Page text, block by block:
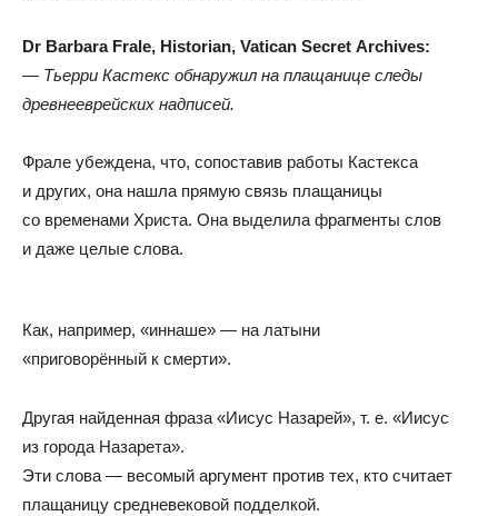
Dr Barbara Frale, Historian, Vatican Secret Archives:
— Тьерри Кастекс обнаружил на плащанице следы
древнееврейских надписей.
Фрале убеждена, что, сопоставив работы Кастекса
и других, она нашла прямую связь плащаницы
со временами Христа. Она выделила фрагменты слов
и даже целые слова.
Как, например, «иннаше» — на латыни
«приговорённый к смерти».
Другая найденная фраза «Иисус Назарей», т. е. «Иисус
из города Назарета».
Эти слова — весомый аргумент против тех, кто считает
плащаницу средневековой подделкой.